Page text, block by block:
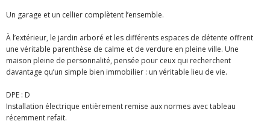
Un garage et un cellier complètent l’ensemble.
À l’extérieur, le jardin arboré et les différents espaces de détente offrent
une véritable parenthèse de calme et de verdure en pleine ville. Une
maison pleine de personnalité, pensée pour ceux qui recherchent
davantage qu’un simple bien immobilier : un véritable lieu de vie.
DPE : D
Installation électrique entièrement remise aux normes avec tableau
récemment refait.